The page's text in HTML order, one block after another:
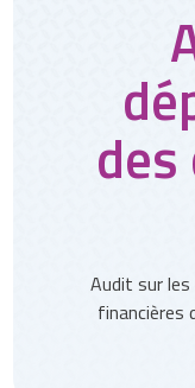
Audit sur
financières